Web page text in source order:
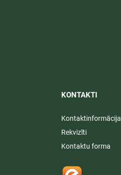
KONTAKTI​
Kontaktinformācija
Rekvizīti
Kontaktu forma